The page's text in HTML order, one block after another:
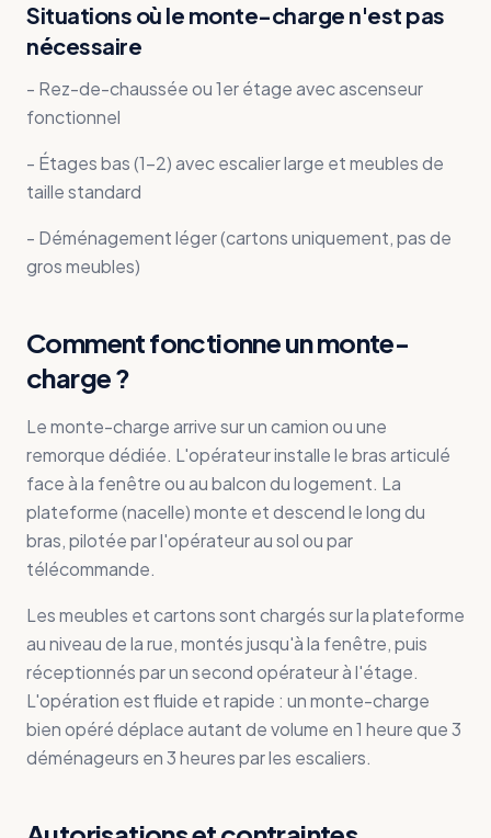
Situations où le monte-charge n'est pas
nécessaire
- Rez-de-chaussée ou 1er étage avec ascenseur
fonctionnel
- Étages bas (1-2) avec escalier large et meubles de
taille standard
- Déménagement léger (cartons uniquement, pas de
gros meubles)
Comment fonctionne un monte-
charge ?
Le monte-charge arrive sur un camion ou une
remorque dédiée. L'opérateur installe le bras articulé
face à la fenêtre ou au balcon du logement. La
plateforme (nacelle) monte et descend le long du
bras, pilotée par l'opérateur au sol ou par
télécommande.
Les meubles et cartons sont chargés sur la plateforme
au niveau de la rue, montés jusqu'à la fenêtre, puis
réceptionnés par un second opérateur à l'étage.
L'opération est fluide et rapide : un monte-charge
bien opéré déplace autant de volume en 1 heure que 3
déménageurs en 3 heures par les escaliers.